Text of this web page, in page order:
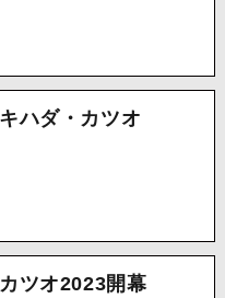
ハダ・カツオ
ツオ2023開幕